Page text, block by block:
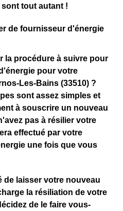
tout autant !
de fournisseur d'énergie
la procédure à suivre pour
pour votre
Les-Bains (33510) ?
sont assez simples et
à souscrire un nouveau
pas à résilier votre
effectué par votre
une fois que vous
de laisser votre nouveau
la résiliation de votre
de le faire vous-